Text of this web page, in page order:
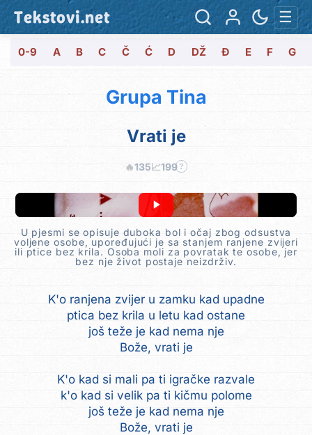
Tekstovi.net ☰
0-9 A B C Č Ć D DŽ Đ E F G
Grupa Tina
Vrati je
🔥135📈199 ?
U pjesmi se opisuje duboka bol i očaj zbog odsustva
voljene osobe, upoređujući je sa stanjem ranjene zvijeri
ili ptice bez krila. Osoba moli za povratak te osobe, jer
bez nje život postaje neizdrživ.
K'o ranjena zvijer u zamku kad upadne
ptica bez krila u letu kad ostane
još teže je kad nema nje
Bože, vrati je
K'o kad si mali pa ti igračke razvale
k'o kad si velik pa ti kičmu polome
još teže je kad nema nje
Bože, vrati je